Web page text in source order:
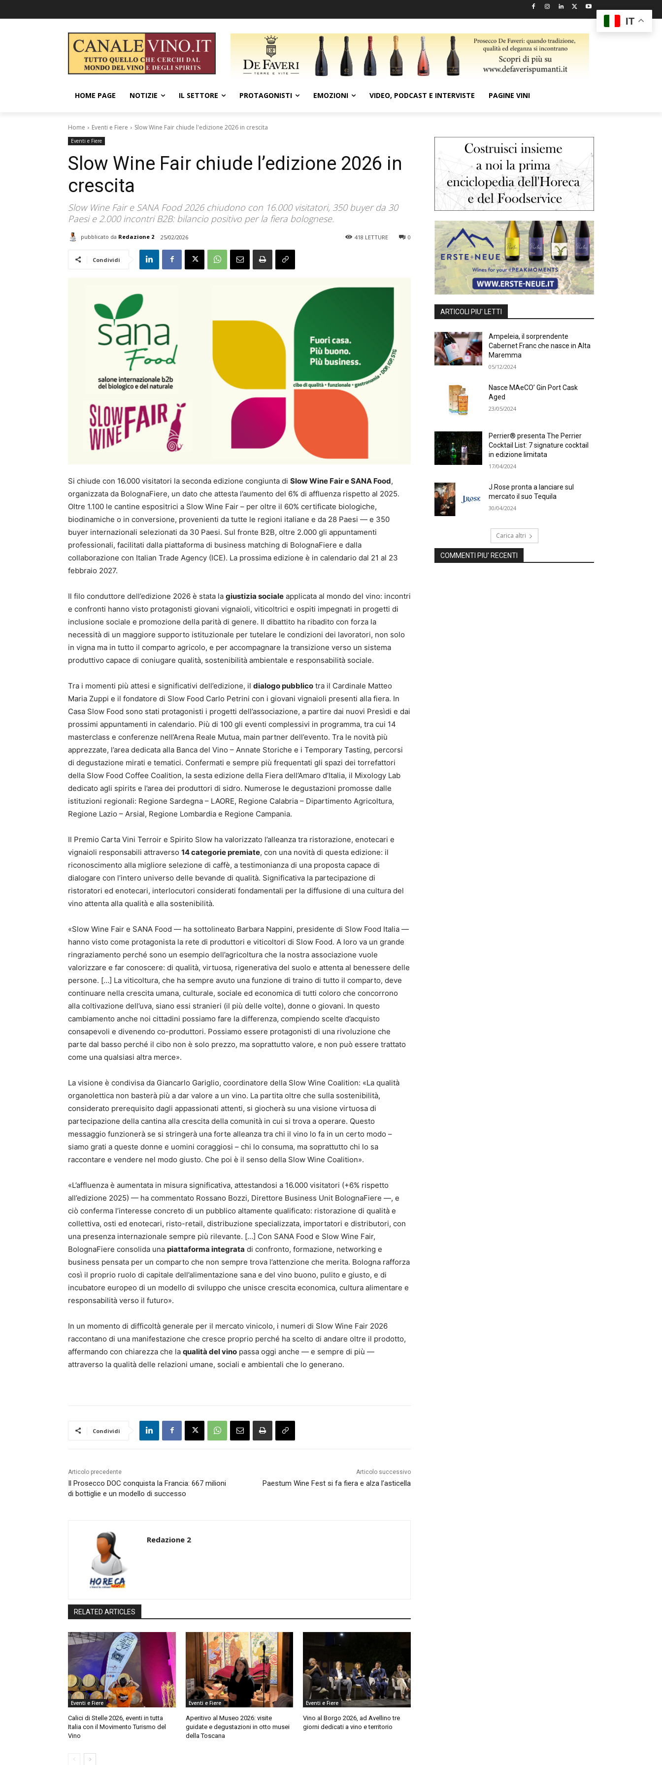
HOME PAGE NOTIZIE IL SETTORE PROTAGONISTI EMOZIONI VIDEO, PODCAST E INTERVISTE PAGINE VINI
Home Eventi e Fiere Slow Wine Fair chiude l'edizione 2026 in crescita
Eventi e Fiere
Slow Wine Fair chiude l’edizione 2026 in
crescita
Slow Wine Fair e SANA Food 2026 chiudono con 16.000 visitatori, 350 buyer da 30
Paesi e 2.000 incontri B2B: bilancio positivo per la fiera bolognese.
pubblicato da Redazione 2 25/02/2026 0
418 LETTURE
Condividi
Si chiude con 16.000 visitatori la seconda edizione congiunta di Slow Wine Fair e SANA Food,
organizzata da BolognaFiere, un dato che attesta l’aumento del 6% di affluenza rispetto al 2025.
Oltre 1.100 le cantine espositrici a Slow Wine Fair – per oltre il 60% certificate biologiche,
biodinamiche o in conversione, provenienti da tutte le regioni italiane e da 28 Paesi — e 350
buyer internazionali selezionati da 30 Paesi. Sul fronte B2B, oltre 2.000 gli appuntamenti
professionali, facilitati dalla piattaforma di business matching di BolognaFiere e dalla
collaborazione con Italian Trade Agency (ICE). La prossima edizione è in calendario dal 21 al 23
febbraio 2027.
Il filo conduttore dell’edizione 2026 è stata la giustizia sociale applicata al mondo del vino: incontri
e confronti hanno visto protagonisti giovani vignaioli, viticoltrici e ospiti impegnati in progetti di
inclusione sociale e promozione della parità di genere. Il dibattito ha ribadito con forza la
necessità di un maggiore supporto istituzionale per tutelare le condizioni dei lavoratori, non solo
in vigna ma in tutto il comparto agricolo, e per accompagnare la transizione verso un sistema
produttivo capace di coniugare qualità, sostenibilità ambientale e responsabilità sociale.
Tra i momenti più attesi e significativi dell’edizione, il dialogo pubblico tra il Cardinale Matteo
Maria Zuppi e il fondatore di Slow Food Carlo Petrini con i giovani vignaioli presenti alla fiera. In
Casa Slow Food sono stati protagonisti i progetti dell’associazione, a partire dai nuovi Presìdi e dai
prossimi appuntamenti in calendario. Più di 100 gli eventi complessivi in programma, tra cui 14
masterclass e conferenze nell’Arena Reale Mutua, main partner dell’evento. Tra le novità più
apprezzate, l’area dedicata alla Banca del Vino – Annate Storiche e i Temporary Tasting, percorsi
di degustazione mirati e tematici. Confermati e sempre più frequentati gli spazi dei torrefattori
della Slow Food Coffee Coalition, la sesta edizione della Fiera dell’Amaro d’Italia, il Mixology Lab
dedicato agli spirits e l’area dei produttori di sidro. Numerose le degustazioni promosse dalle
istituzioni regionali: Regione Sardegna – LAORE, Regione Calabria – Dipartimento Agricoltura,
Regione Lazio – Arsial, Regione Lombardia e Regione Campania.
Il Premio Carta Vini Terroir e Spirito Slow ha valorizzato l’alleanza tra ristorazione, enotecari e
vignaioli responsabili attraverso 14 categorie premiate, con una novità di questa edizione: il
riconoscimento alla migliore selezione di caffè, a testimonianza di una proposta capace di
dialogare con l’intero universo delle bevande di qualità. Significativa la partecipazione di
ristoratori ed enotecari, interlocutori considerati fondamentali per la diffusione di una cultura del
vino attenta alla qualità e alla sostenibilità.
«Slow Wine Fair e SANA Food — ha sottolineato Barbara Nappini, presidente di Slow Food Italia —
hanno visto come protagonista la rete di produttori e viticoltori di Slow Food. A loro va un grande
ringraziamento perché sono un esempio dell’agricoltura che la nostra associazione vuole
valorizzare e far conoscere: di qualità, virtuosa, rigenerativa del suolo e attenta al benessere delle
persone. […] La viticoltura, che ha sempre avuto una funzione di traino di tutto il comparto, deve
continuare nella crescita umana, culturale, sociale ed economica di tutti coloro che concorrono
alla coltivazione dell’uva, siano essi stranieri (il più delle volte), donne o giovani. In questo
cambiamento anche noi cittadini possiamo fare la differenza, compiendo scelte d’acquisto
consapevoli e divenendo co-produttori. Possiamo essere protagonisti di una rivoluzione che
parte dal basso perché il cibo non è solo prezzo, ma soprattutto valore, e non può essere trattato
come una qualsiasi altra merce».
La visione è condivisa da Giancarlo Gariglio, coordinatore della Slow Wine Coalition: «La qualità
organolettica non basterà più a dar valore a un vino. La partita oltre che sulla sostenibilità,
considerato prerequisito dagli appassionati attenti, si giocherà su una visione virtuosa di
partecipazione della cantina alla crescita della comunità in cui si trova a operare. Questo
messaggio funzionerà se si stringerà una forte alleanza tra chi il vino lo fa in un certo modo –
siamo grati a queste donne e uomini coraggiosi – chi lo consuma, ma soprattutto chi lo sa
raccontare e vendere nel modo giusto. Che poi è il senso della Slow Wine Coalition».
«L’affluenza è aumentata in misura significativa, attestandosi a 16.000 visitatori (+6% rispetto
all’edizione 2025) — ha commentato Rossano Bozzi, Direttore Business Unit BolognaFiere —, e
ciò conferma l’interesse concreto di un pubblico altamente qualificato: ristorazione di qualità e
collettiva, osti ed enotecari, risto-retail, distribuzione specializzata, importatori e distributori, con
una presenza internazionale sempre più rilevante. […] Con SANA Food e Slow Wine Fair,
BolognaFiere consolida una piattaforma integrata di confronto, formazione, networking e
business pensata per un comparto che non sempre trova l’attenzione che merita. Bologna rafforza
così il proprio ruolo di capitale dell’alimentazione sana e del vino buono, pulito e giusto, e di
incubatore europeo di un modello di sviluppo che unisce crescita economica, cultura alimentare e
responsabilità verso il futuro».
In un momento di difficoltà generale per il mercato vinicolo, i numeri di Slow Wine Fair 2026
raccontano di una manifestazione che cresce proprio perché ha scelto di andare oltre il prodotto,
affermando con chiarezza che la qualità del vino passa oggi anche — e sempre di più —
attraverso la qualità delle relazioni umane, sociali e ambientali che lo generano.
Condividi
Articolo precedente
Il Prosecco DOC conquista la Francia: 667 milioni
di bottiglie e un modello di successo
Articolo successivo
Paestum Wine Fest si fa fiera e alza l’asticella
Redazione 2
RELATED ARTICLES
Eventi e Fiere
Calici di Stelle 2026, eventi in tutta
Italia con il Movimento Turismo del
Vino
Eventi e Fiere
Aperitivo al Museo 2026: visite
guidate e degustazioni in otto musei
della Toscana
Eventi e Fiere
Vino al Borgo 2026, ad Avellino tre
giorni dedicati a vino e territorio
ARTICOLI PIU' LETTI
Ampeleia, il sorprendente
Cabernet Franc che nasce in Alta
Maremma
05/12/2024
Nasce MAeCO’ Gin Port Cask
Aged
23/05/2024
Perrier® presenta The Perrier
Cocktail List: 7 signature cocktail
in edizione limitata
17/04/2024
J.Rose pronta a lanciare sul
mercato il suo Tequila
30/04/2024
Carica altri
COMMENTI PIU' RECENTI
IT